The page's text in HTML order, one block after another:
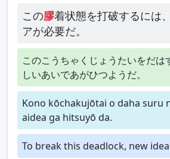
この膠着状態を打破するには
アが必要だ。
このこうちゃくじょうたいをだは
しいあいであがひつようだ。
Kono kōchakujōtai o daha suru
aidea ga hitsuyō da.
To break this deadlock, new